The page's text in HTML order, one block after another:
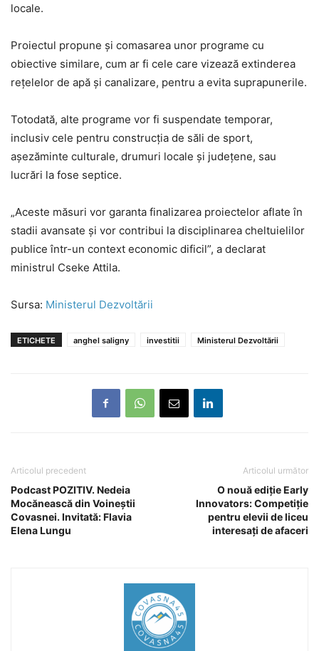
locale.
Proiectul propune și comasarea unor programe cu
obiective similare, cum ar fi cele care vizează extinderea
rețelelor de apă și canalizare, pentru a evita suprapunerile.
Totodată, alte programe vor fi suspendate temporar,
inclusiv cele pentru construcția de săli de sport,
așezăminte culturale, drumuri locale și județene, sau
lucrări la fose septice.
„Aceste măsuri vor garanta finalizarea proiectelor aflate în
stadii avansate și vor contribui la disciplinarea cheltuielilor
publice într-un context economic dificil”, a declarat
ministrul Cseke Attila.
Sursa: Ministerul Dezvoltării
ETICHETE anghel saligny investitii Ministerul Dezvoltării
Articolul precedent
Podcast POZITIV. Nedeia
Mocănească din Voineștii
Covasnei. Invitată: Flavia
Elena Lungu
Articolul următor
O nouă ediție Early
Innovators: Competiție
pentru elevii de liceu
interesați de afaceri